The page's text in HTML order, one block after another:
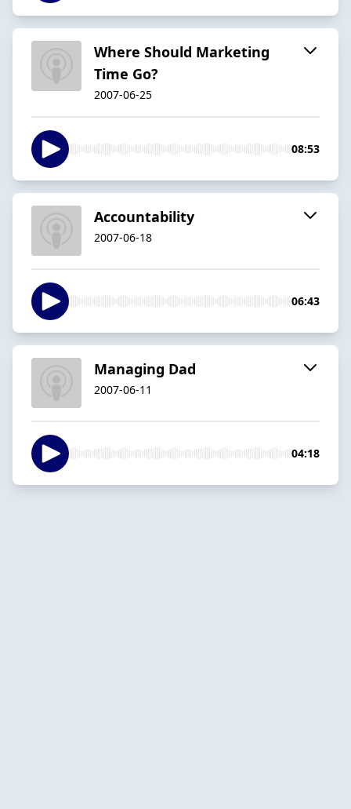
Where Should Marketing
Time Go?
2007-06-25
08:53
Accountability
2007-06-18
06:43
Managing Dad
2007-06-11
04:18